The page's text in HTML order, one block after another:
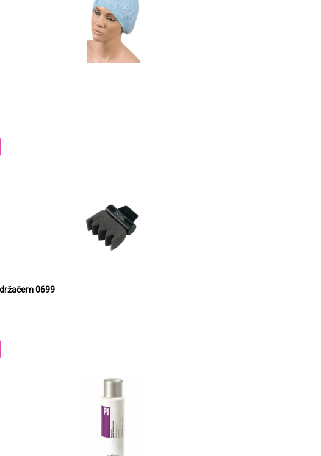
Sunđer za mini val sa držačem 0699